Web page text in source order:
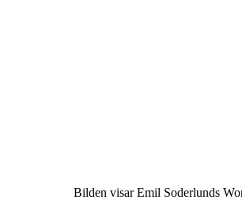
Bilden visar Emil Soderlunds